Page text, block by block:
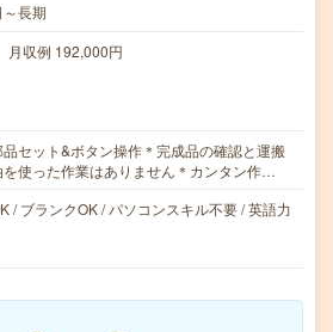
～長期
収例 192,000円
品セット&ボタン操作＊完成品の確認と運搬
を使った作業はありません＊カンタン作…
/ ブランクOK / パソコンスキル不要 / 英語力